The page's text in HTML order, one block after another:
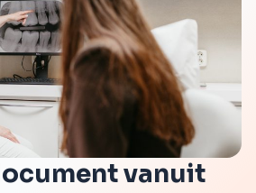
vanuit